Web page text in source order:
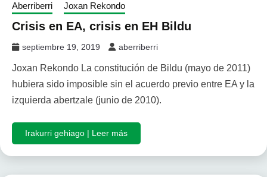
Aberriberri Joxan Rekondo
Crisis en EA, crisis en EH Bildu
septiembre 19, 2019 aberriberri
Joxan Rekondo La constitución de Bildu (mayo de 2011)
hubiera sido imposible sin el acuerdo previo entre EA y la
izquierda abertzale (junio de 2010).
Irakurri gehiago | Leer más